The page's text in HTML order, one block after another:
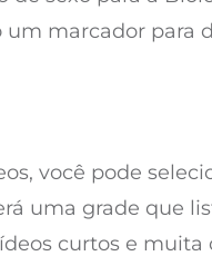
marcador
você pode
uma grade que
curtos e